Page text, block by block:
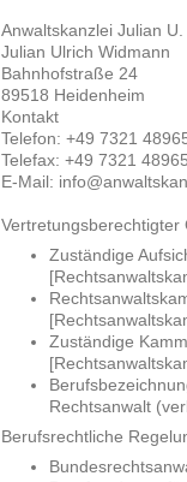
Anwaltskanzlei Julian
Julian Ulrich Widmann
Bahnhofstraße 24
89518 Heidenheim
Kontakt
Telefon:+49 7321
Telefax:+49 7321
E-Mail:
Zuständige
Zuständige
Rechtsanwalt
Berufsrechtliche